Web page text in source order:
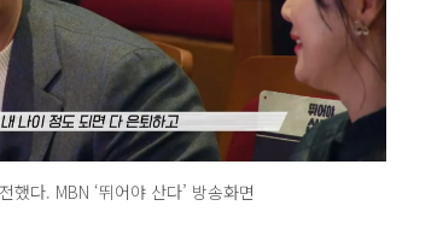
다. MBN ‘뛰어야 산다’ 방송화면